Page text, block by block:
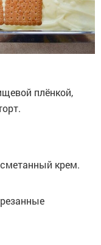
плёнкой,
крем.